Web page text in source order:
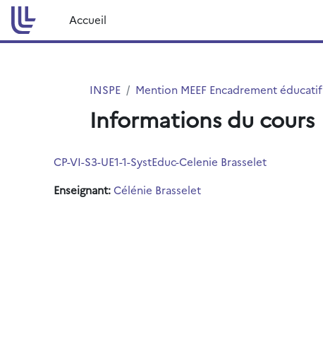
Passer au contenu principal
Accueil
INSPE Mention MEEF Encadrement éducatif
Informations du cours
CP-VI-S3-UE1-1-SystEduc-Celenie Brasselet
Enseignant:Célénie Brasselet